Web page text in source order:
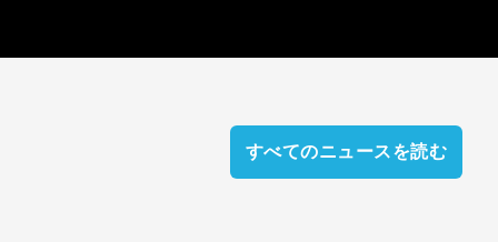
すべてのニュースを読む